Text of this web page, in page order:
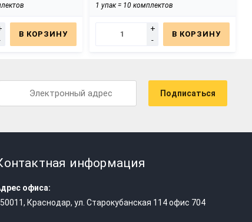
В КОРЗИНУ
1 упак = 10 комплектов
+
-
В КОРЗИНУ
Подписаться
информация
офиса:
, Краснодар,ул. Старокубанская 114 офис 704